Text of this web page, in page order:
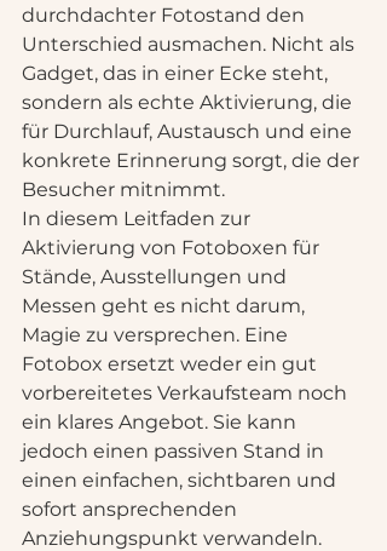
durchdachter Fotostand den
Unterschied ausmachen. Nicht als
Gadget, das in einer Ecke steht,
sondern als echte Aktivierung, die
für Durchlauf, Austausch und eine
konkrete Erinnerung sorgt, die der
Besucher mitnimmt.
In diesem Leitfaden zur
Aktivierung von Fotoboxen für
Stände, Ausstellungen und
Messen geht es nicht darum,
Magie zu versprechen. Eine
Fotobox ersetzt weder ein gut
vorbereitetes Verkaufsteam noch
ein klares Angebot. Sie kann
jedoch einen passiven Stand in
einen einfachen, sichtbaren und
sofort ansprechenden
Anziehungspunkt verwandeln.